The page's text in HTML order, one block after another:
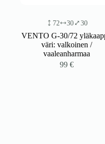
72 30 30
VENTO G-30/72
väri: valkoinen /
vaaleanharmaa
99€